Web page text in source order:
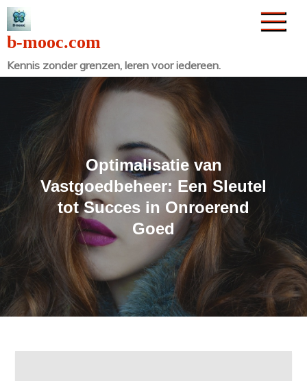
Naar
de
inhoud
gaan
b-mooc.com
Kennis zonder grenzen, leren voor iedereen.
Optimalisatie van
Vastgoedbeheer: Een Sleutel
tot Succes in Onroerend
Goed